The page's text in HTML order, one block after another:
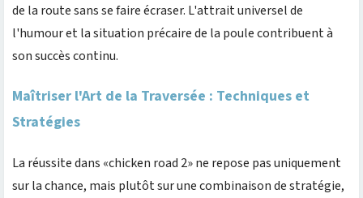
de la route sans se faire écraser. L'attrait universel de
l'humour et la situation précaire de la poule contribuent à
son succès continu.
Maîtriser l'Art de la Traversée : Techniques et
Stratégies
La réussite dans «chicken road 2» ne repose pas uniquement
sur la chance, mais plutôt sur une combinaison de stratégie,